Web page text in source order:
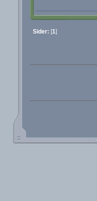
Sider: [1]